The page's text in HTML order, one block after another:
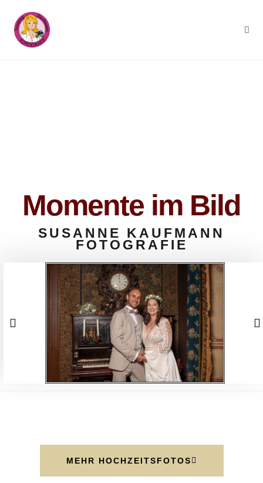
Momente im Bild
SUSANNE KAUFMANN
FOTOGRAFIE
MEHR HOCHZEITSFOTOS